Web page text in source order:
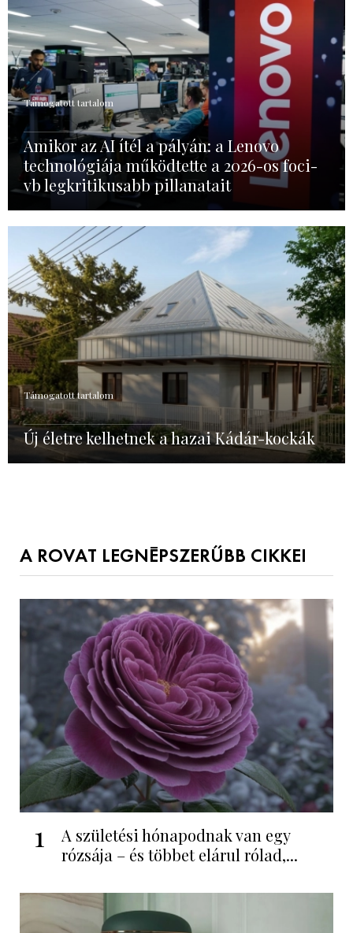
Támogatott tartalom
Amikor az AI ítél a pályán: a Lenovo
technológiája működtette a 2026-os foci-
vb legkritikusabb pillanatait
Támogatott tartalom
Új életre kelhetnek a hazai Kádár-kockák
A ROVAT LEGNÉPSZERŰBB CIKKEI
1
A születési hónapodnak van egy
rózsája – és többet elárul rólad,...